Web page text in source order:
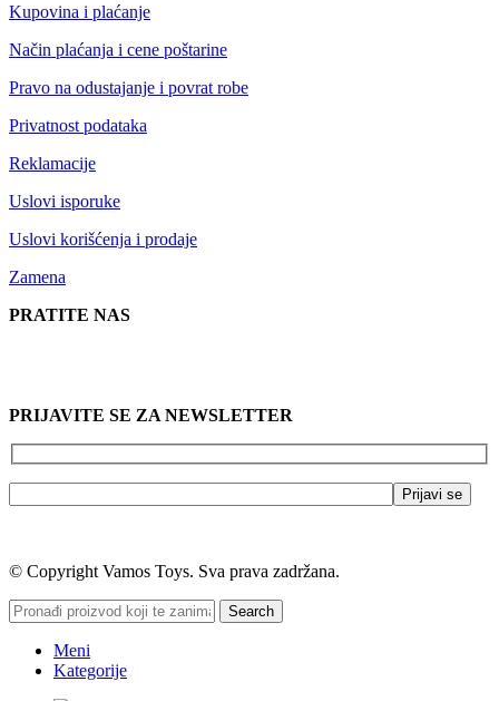
Kupovina i plaćanje
Način plaćanja i cene poštarine
Pravo na odustajanje i povrat robe
Privatnost podataka
Reklamacije
Uslovi isporuke
Uslovi korišćenja i prodaje
Zamena
PRATITE NAS
PRIJAVITE SE ZA NEWSLETTER
© Copyright Vamos Toys. Sva prava zadržana.
Search
Meni
Kategorije